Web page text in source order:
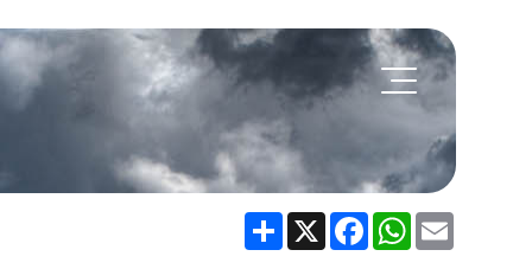
Share X FacebookWhatsApp